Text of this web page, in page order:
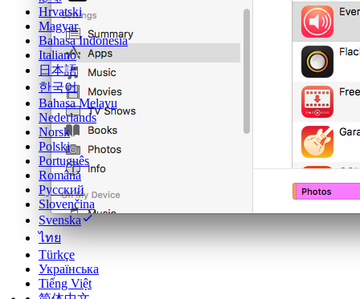
Hrvatski
Magyar
Bahasa Indonesia
Italiano
日本語
한국어
Bahasa Melayu
Nederlands
Norsk
Polski
Português
Română
Русский
Slovenčina
Svenska
ไทย
Türkçe
Українська
Tiếng Việt